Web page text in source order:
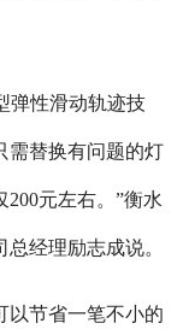
性滑动轨迹技
需替换有问题的灯
元左右。”衡水
经理励志成说。
节省一笔不小的